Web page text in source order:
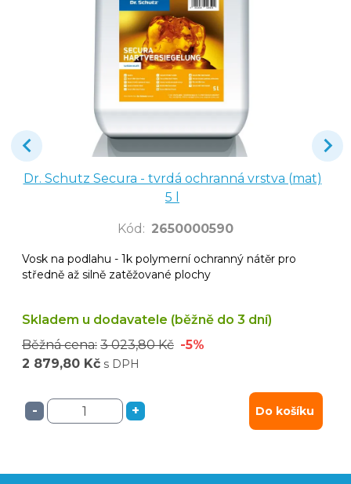
Dr. Schutz Secura - tvrdá ochranná vrstva (mat)
5 l
Kód : 2650000590
Vosk na podlahu - 1k polymerní ochranný nátěr pro
středně až silně zatěžované plochy
Skladem u dodavatele (běžně do 3 dní)
Běžná cena: 3 023,80 Kč -5%
2 879,80 Kč s DPH
- + Do košíku